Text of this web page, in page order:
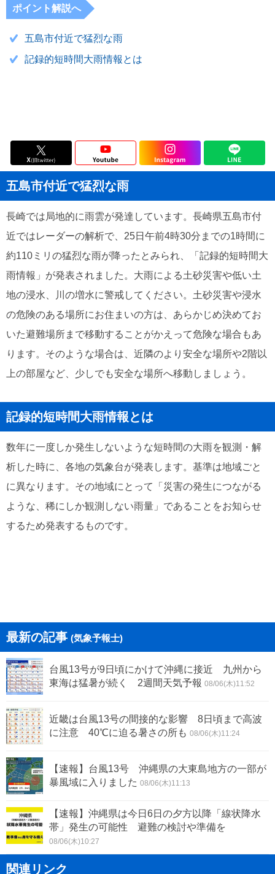
ポイント解説へ
五島市付近で猛烈な雨
記録的短時間大雨情報とは
五島市付近で猛烈な雨
長崎では局地的に雨雲が発達しています。長崎県五島市付
近ではレーダーの解析で、25日午前4時30分までの1時間に
約110ミリの猛烈な雨が降ったとみられ、「記録的短時間大
雨情報」が発表されました。大雨による土砂災害や低い土
地の浸水、川の増水に警戒してください。土砂災害や浸水
の危険のある場所にお住まいの方は、あらかじめ決めてお
いた避難場所まで移動することがかえって危険な場合もあ
ります。そのような場合は、近隣のより安全な場所や2階以
上の部屋など、少しでも安全な場所へ移動しましょう。
記録的短時間大雨情報とは
数年に一度しか発生しないような短時間の大雨を観測・解
析した時に、各地の気象台が発表します。基準は地域ごと
に異なります。その地域にとって「災害の発生につながる
ような、稀にしか観測しない雨量」であることをお知らせ
するため発表するものです。
最新の記事 (気象予報士)
台風13号が9日頃にかけて沖縄に接近 九州から
東海は猛暑が続く 2週間天気予報 08/06(木)11:52
近畿は台風13号の間接的な影響 8日頃まで高波
に注意 40℃に迫る暑さの所も 08/06(木)11:24
【速報】台風13号 沖縄県の大東島地方の一部が
暴風域に入りました 08/06(木)11:13
【速報】沖縄県は今日6日の夕方以降「線状降水
帯」発生の可能性 避難の検討や準備を
08/06(木)10:27
関連リンク